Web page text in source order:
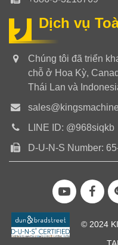
Dịch vụ
Chúng tôi đã triển
chỗ ở Hoa Kỳ,
Thái Lan và
LINE ID: @968siqkb
D-U-N-S Number:
© 2024